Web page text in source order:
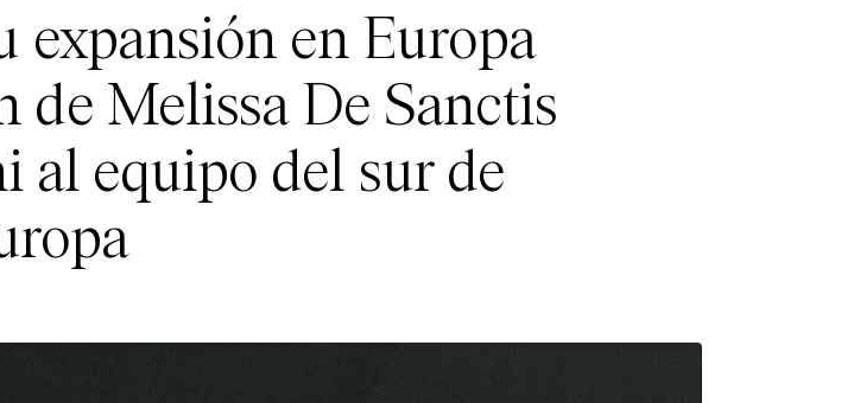
expansión en Europa
de Melissa De Sanctis
al equipo del sur de